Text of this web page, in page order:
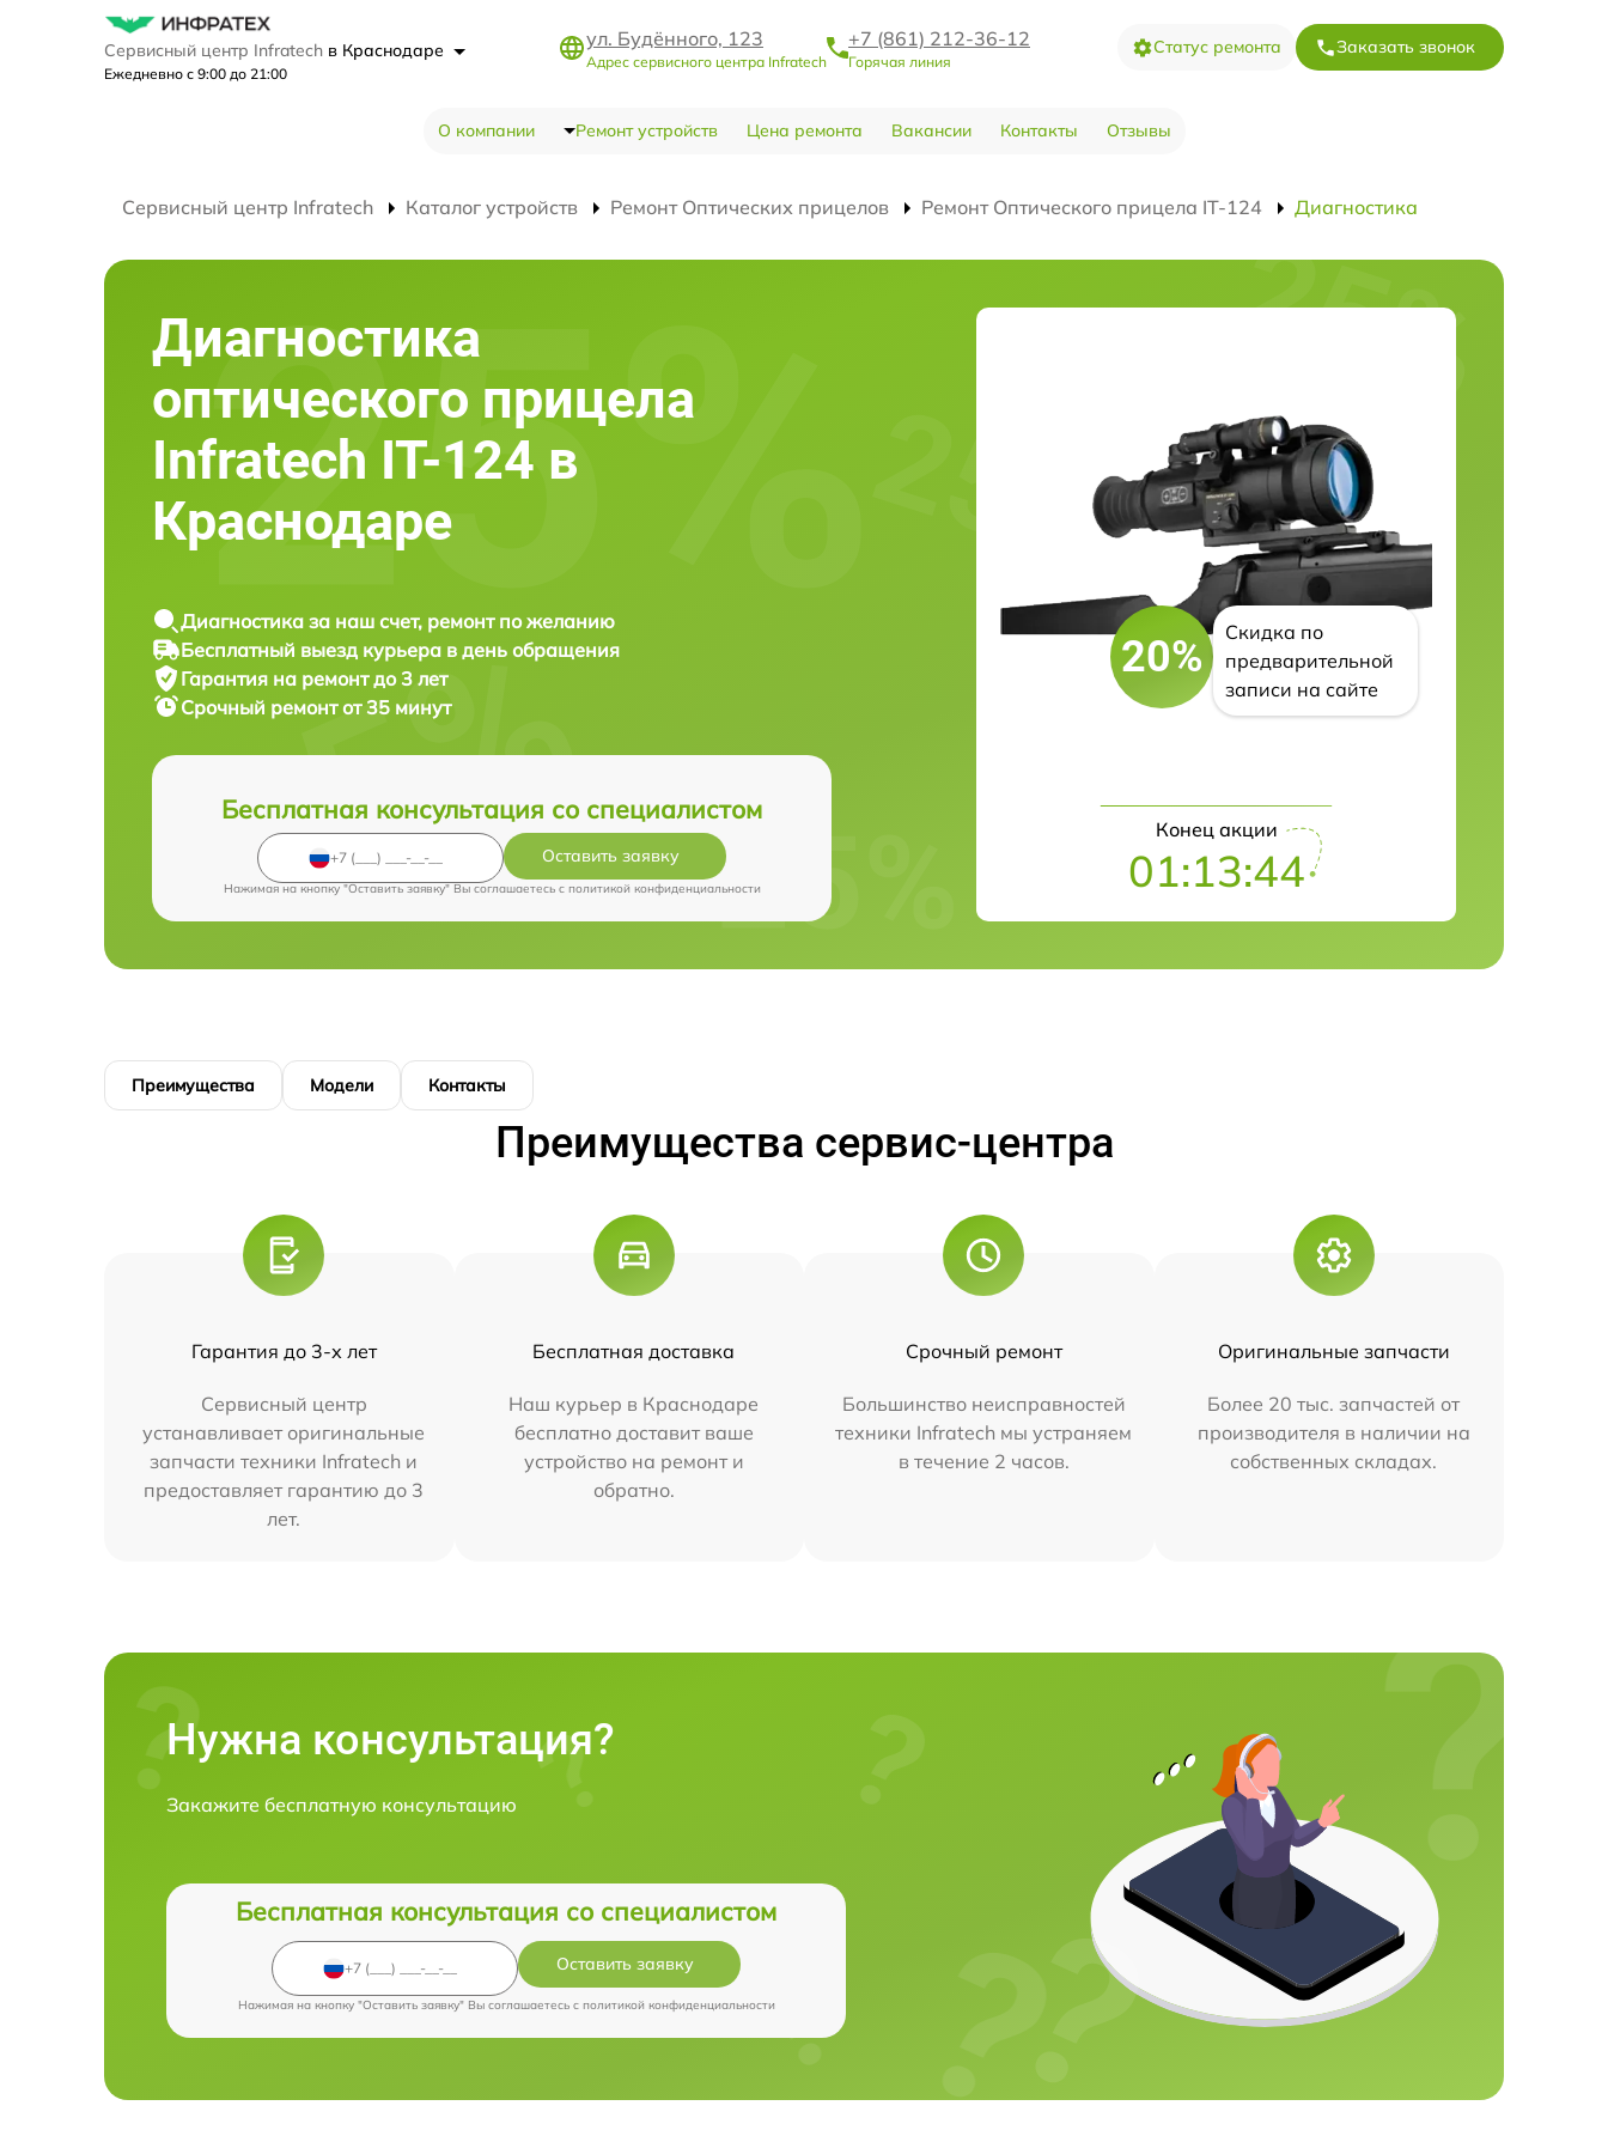
Сервисный центр Infratech в Краснодаре
Ежедневно с 9:00 до 21:00
ул. Будённого, 123
Адрес сервисного центра Infratech
+7 (861) 212-36-12
Горячая линия
Статус ремонта Заказать звонок
О компании Ремонт устройств Цена ремонта Вакансии Контакты Отзывы
Сервисный центр Infratech Каталог устройств Ремонт Оптических прицелов Ремонт Оптического прицела IT-124 Диагностика
Диагностика
оптического прицела
Infratech IT-124 в
Краснодаре
Диагностика за наш счет, ремонт по желанию
Бесплатный выезд курьера в день обращения
Гарантия на ремонт до 3 лет
Срочный ремонт от 35 минут
Бесплатная консультация со специалистом
Оставить заявку
Нажимая на кнопку "Оставить заявку" Вы соглашаетесь c политикой конфиденциальности
20%
Скидка по
предварительной
записи на сайте
Конец акции
01:13:43
Преимущества Модели Контакты
Преимущества сервис-центра
Гарантия до 3-х лет
Сервисный центр
устанавливает оригинальные
запчасти техники Infratech и
предоставляет гарантию до 3
лет.
Бесплатная доставка
Наш курьер в Краснодаре
бесплатно доставит ваше
устройство на ремонт и
обратно.
Срочный ремонт
Большинство неисправностей
техники Infratech мы устраняем
в течение 2 часов.
Оригинальные запчасти
Более 20 тыс. запчастей от
производителя в наличии на
собственных складах.
Нужна консультация?
Закажите бесплатную консультацию
Бесплатная консультация со специалистом
Оставить заявку
Нажимая на кнопку "Оставить заявку" Вы соглашаетесь c политикой конфиденциальности